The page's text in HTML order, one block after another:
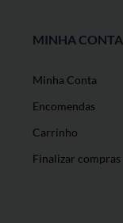
MINHA CONTA
Minha Conta
Encomendas
Carrinho
Finalizar compras